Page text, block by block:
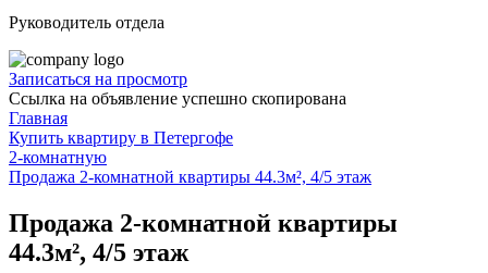
Руководитель отдела
Записаться на просмотр
Ссылка на объявление успешно скопирована
Главная
Купить квартиру в Петергофе
2-комнатную
Продажа 2-комнатной квартиры 44.3м², 4/5 этаж
Продажа 2-комнатной квартиры
44.3м², 4/5 этаж